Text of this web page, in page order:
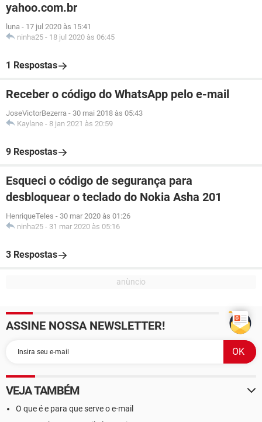
yahoo.com.br
luna - 17 jul 2020 às 15:41
ninha25 - 18 jul 2020 às 06:45
1 Respostas
Receber o código do WhatsApp pelo e-mail
JoseVictorBezerra - 30 mai 2018 às 05:43
Kaylane - 8 jan 2021 às 20:59
9 Respostas
Esqueci o código de segurança para
desbloquear o teclado do Nokia Asha 201
HenriqueTeles - 30 mar 2020 às 01:26
ninha25 - 31 mar 2020 às 05:16
3 Respostas
ASSINE NOSSA NEWSLETTER!
VEJA TAMBÉM
O que é e para que serve o e-mail